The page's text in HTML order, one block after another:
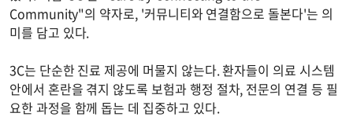
Community"의 약자로, '커뮤니티와 연결함으로 돌본다'는 의
미를 담고 있다.
3C는 단순한 진료 제공에 머물지 않는다. 환자들이 의료 시스템
안에서 혼란을 겪지 않도록 보험과 행정 절차, 전문의 연결 등 필
요한 과정을 함께 돕는 데 집중하고 있다.